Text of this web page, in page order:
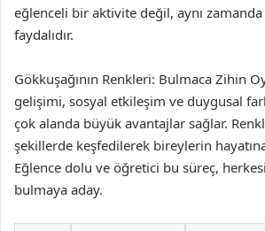
eğlenceli bir aktivite değil, aynı zamanda
faydalıdır.
Gökkuşağının Renkleri: Bulmaca Zihin
gelişimi, sosyal etkileşim ve duygusal
çok alanda büyük avantajlar sağlar.
şekillerde keşfedilerek bireylerin
Eğlence dolu ve öğretici bu süreç,
bulmaya aday.